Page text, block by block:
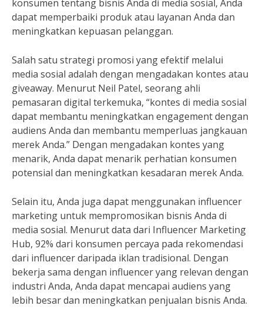
konsumen tentang bisnis Anda di media sosial, Anda
dapat memperbaiki produk atau layanan Anda dan
meningkatkan kepuasan pelanggan.
Salah satu strategi promosi yang efektif melalui
media sosial adalah dengan mengadakan kontes atau
giveaway. Menurut Neil Patel, seorang ahli
pemasaran digital terkemuka, “kontes di media sosial
dapat membantu meningkatkan engagement dengan
audiens Anda dan membantu memperluas jangkauan
merek Anda.” Dengan mengadakan kontes yang
menarik, Anda dapat menarik perhatian konsumen
potensial dan meningkatkan kesadaran merek Anda.
Selain itu, Anda juga dapat menggunakan influencer
marketing untuk mempromosikan bisnis Anda di
media sosial. Menurut data dari Influencer Marketing
Hub, 92% dari konsumen percaya pada rekomendasi
dari influencer daripada iklan tradisional. Dengan
bekerja sama dengan influencer yang relevan dengan
industri Anda, Anda dapat mencapai audiens yang
lebih besar dan meningkatkan penjualan bisnis Anda.